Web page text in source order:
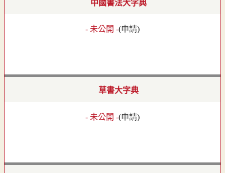
中國書法大字典
- 未公開 -(申請)
草書大字典
- 未公開 -(申請)